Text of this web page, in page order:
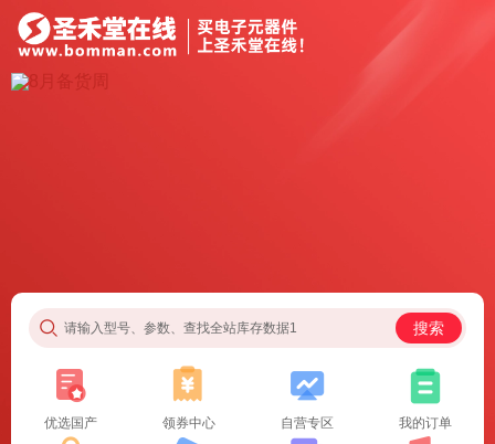
请输入型号、参数、查找全站库存数据1 搜索
优选国产 领券中心 自营专区 我的订单